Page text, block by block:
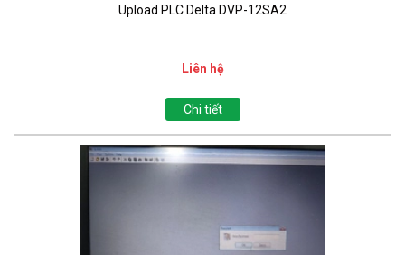
Upload PLC Delta DVP-12SA2
Liên hệ
Chi tiết